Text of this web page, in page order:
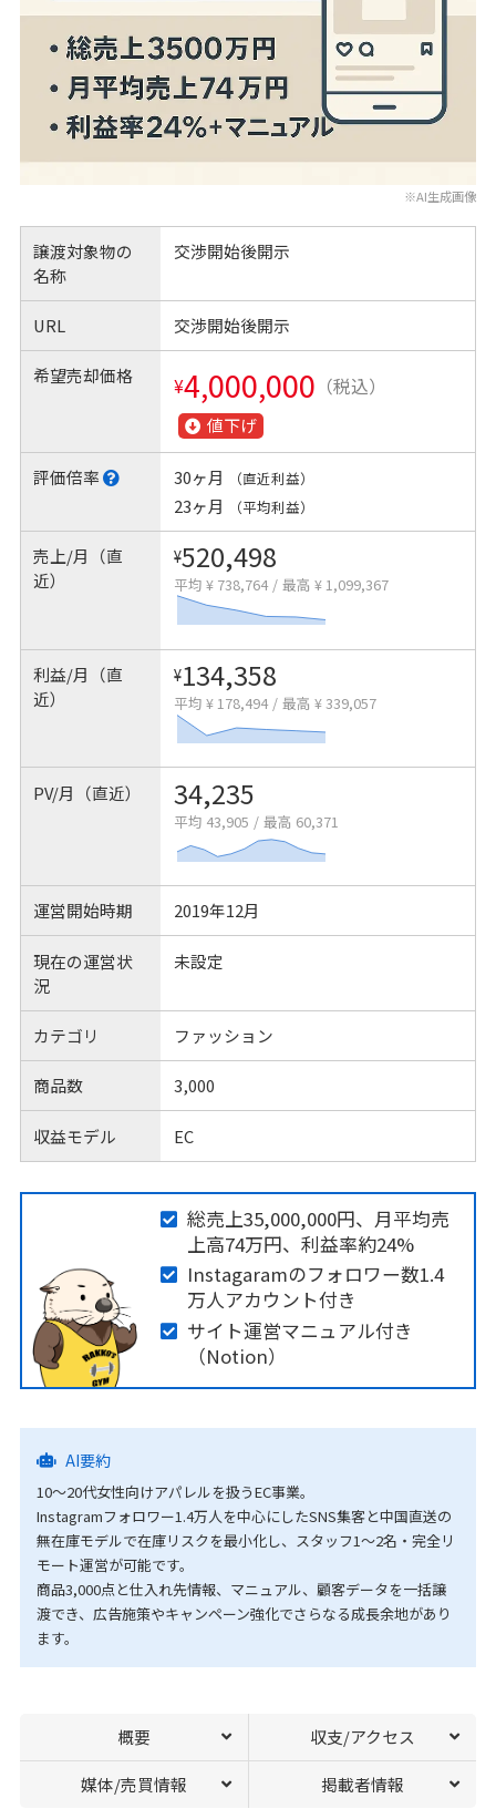
※AI生成画像
譲渡対象物の
名称
交渉開始後開示
URL 交渉開始後開示
希望売却価格 ¥4,000,000 （税込）
値下げ
評価倍率 30ヶ月 （直近利益）
23ヶ月 （平均利益）
売上/月（直
近）
¥520,498
平均 ¥ 738,764 / 最高 ¥ 1,099,367
利益/月（直
近）
¥134,358
平均 ¥ 178,494 / 最高 ¥ 339,057
PV/月（直近） 34,235
平均 43,905 / 最高 60,371
運営開始時期 2019年12月
現在の運営状
況
未設定
カテゴリ ファッション
商品数 3,000
収益モデル EC
総売上35,000,000円、月平均売
上高74万円、利益率約24%
Instagaramのフォロワー数1.4
万人アカウント付き
サイト運営マニュアル付き
（Notion）
AI要約
10〜20代女性向けアパレルを扱うEC事業。
Instagramフォロワー1.4万人を中心にしたSNS集客と中国直送の
無在庫モデルで在庫リスクを最小化し、スタッフ1〜2名・完全リ
モート運営が可能です。
商品3,000点と仕入れ先情報、マニュアル、顧客データを一括譲
渡でき、広告施策やキャンペーン強化でさらなる成長余地があり
ます。
概要 収支/アクセス
媒体/売買情報 掲載者情報